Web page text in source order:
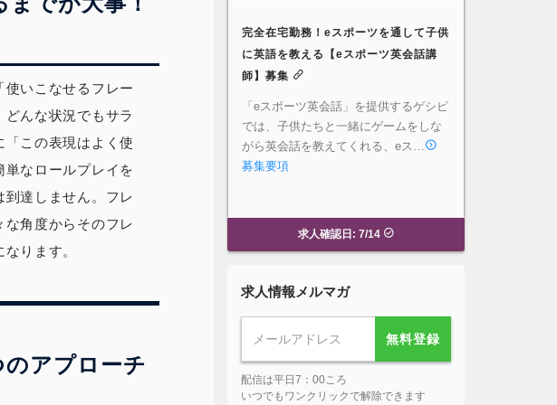
いこなせるフレー
んな状況でもサラ
この表現はよく使
なロールプレイを
達しません。フレ
角度からそのフレ
ります。
アプローチ
完全在宅勤務！eスポーツを通して子供
に英語を教える【eスポーツ英会話講
師】募集
「eスポーツ英会話」を提供するゲシピ
では、子供たちと一緒にゲームをしな
がら英会話を教えてくれる、eス…
募集要項
求人確認日: 7/14
求人情報メルマガ
無料登録
配信は平日7：00ころ
いつでもワンクリックで解除できます